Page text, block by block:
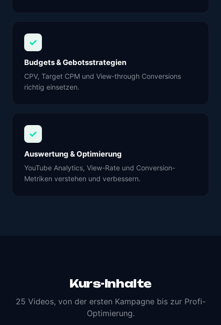
✓
Budgets & Gebotsstrategien
CPV, Target CPM und View-through Conversions
richtig einsetzen.
✓
Auswertung & Optimierung
YouTube Analytics, View-Rate und Conversion-
Metriken verstehen und verbessern.
Kurs-Inhalte
25 Videos, von der ersten Kampagne bis zur Profi-
Optimierung.